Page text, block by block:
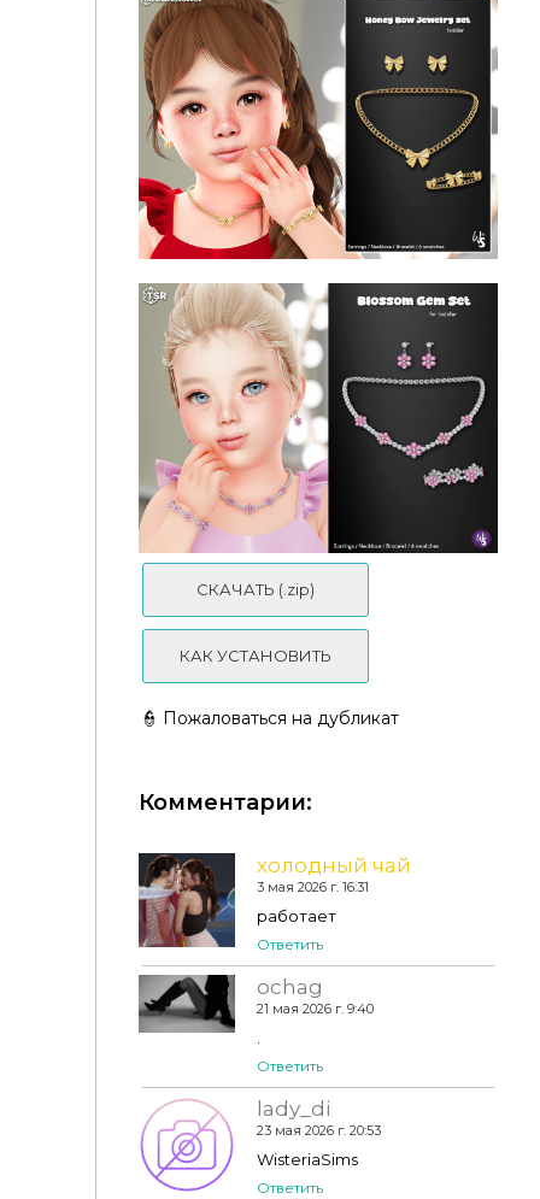
✿︎ Аксессуары для малышей - Elara Petite Jewelry
Set for toddler
Honey Bow Jewelry Set for toddler
🌸Blossom Gem Jewelry Set for toddler
СКАЧАТЬ (.zip)
КАК УСТАНОВИТЬ
👮 Пожаловаться на дубликат
Комментарии:
холодный чай
3 мая 2026 г. 16:31
работает
Ответить
ochag
21 мая 2026 г. 9:40
Ответить
lady_di
23 мая 2026 г. 20:53
WisteriaSims
Ответить